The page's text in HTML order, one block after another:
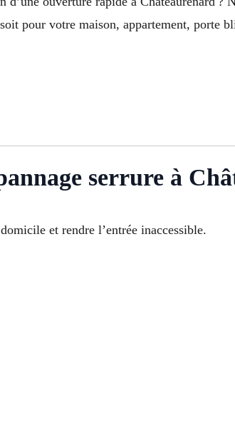
pour votre maison, appartement, porte
serrure à
et rendre l’entrée inaccessible.